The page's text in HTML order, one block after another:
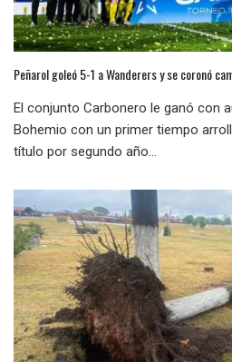
Peñarol goleó 5-1 a Wanderers y se coronó
El conjunto Carbonero le ganó con
Bohemio con un primer tiempo
título por segundo año...